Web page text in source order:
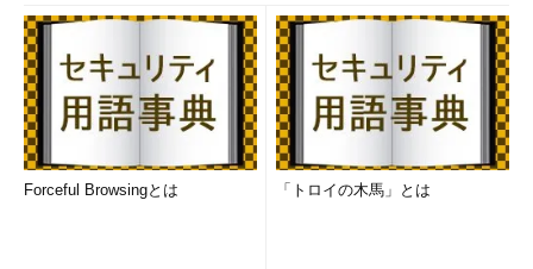
Forceful Browsingとは 「トロイの木馬」とは